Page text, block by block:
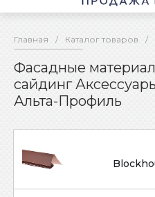
Главная / Каталог товаров /
Фасадные
сайдинг
Альта-Профиль